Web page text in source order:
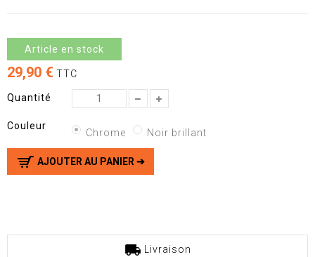
Article en stock
29,90 € TTC
Quantité
Couleur
Chrome Noir brillant
AJOUTER AU PANIER ➔
Livraison